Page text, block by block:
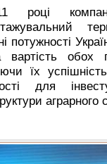
році
потужності
вартість
їх
для
аграрного